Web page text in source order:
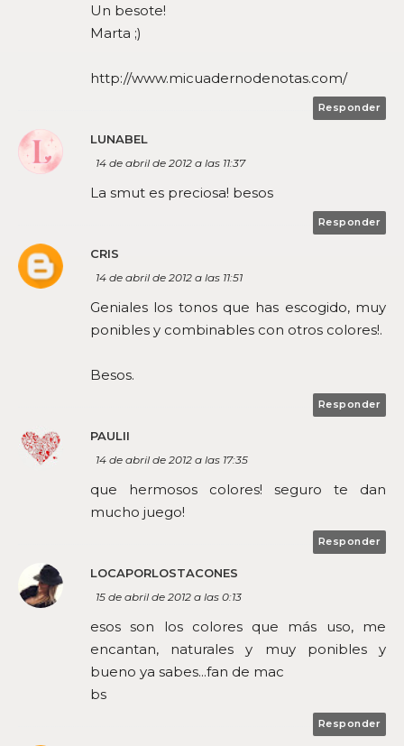
Un besote!
Marta ;)
http://www.micuadernodenotas.com/
Responder
LUNABEL
14 de abril de 2012 a las 11:37
La smut es preciosa! besos
Responder
CRIS
14 de abril de 2012 a las 11:51
Geniales los tonos que has escogido, muy
ponibles y combinables con otros colores!.
Besos.
Responder
PAULII
14 de abril de 2012 a las 17:35
que hermosos colores! seguro te dan
mucho juego!
Responder
LOCAPORLOSTACONES
15 de abril de 2012 a las 0:13
esos son los colores que más uso, me
encantan, naturales y muy ponibles y
bueno ya sabes...fan de mac
bs
Responder